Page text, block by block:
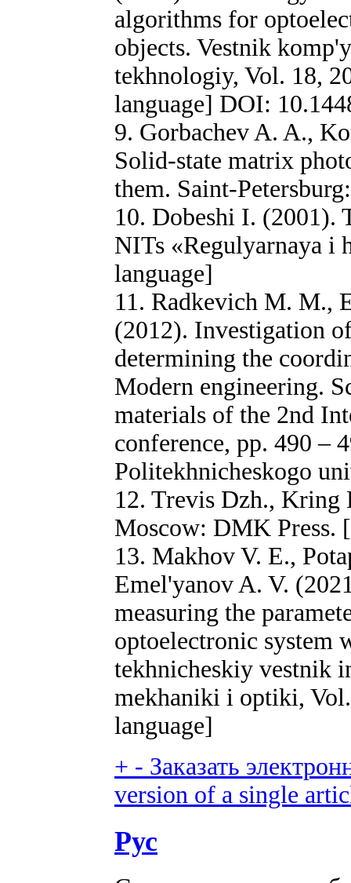
algorithms for
objects. Vestnik
tekhnologiy, Vol. 18,
language] DOI:
9. Gorbachev A. A.,
Solid-state matrix
them. Saint-
10. Dobeshi I. (2001).
NITs «Regulyarnaya i
language]
11. Radkevich M. M.,
(2012). Investigation
determining the
Modern engineering.
materials of the 2nd
conference, pp. 490 –
Politekhnicheskogo
12. Trevis Dzh.,
Moscow: DMK Press.
13. Makhov V. E.,
Emel'yanov A. V.
measuring the
optoelectronic system
tekhnicheskiy vestnik
mekhaniki i optiki,
language]
+ - Заказать
version of a single
Рус